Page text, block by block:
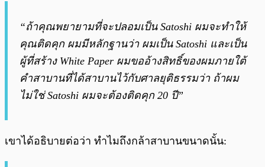
“ถ้าคุณพยายามที่จะปลอมเป็น Satoshi ผมจะทำให้
คุณติดคุก ผมมีหลักฐานว่า ผมเป็น Satoshi และเป็น
ผู้ที่สร้าง White Paper ผมขออ้างสิทธิ์ของผมภายใต้
คำสาบานที่ได้สาบานไว้กับศาลยุติธรรมว่า ถ้าผม
ไม่ใช่ Satoshi ผมจะต้องติดคุก 20 ปี”
เขาได้อธิบายต่อว่า ทำไมถึงกล้าสาบานขนาดนั้น: